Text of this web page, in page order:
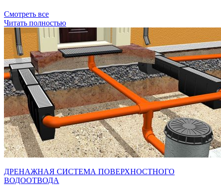
Смотреть все
Читать полностью
ДРЕНАЖНАЯ СИСТЕМА ПОВЕРХНОСТНОГО
ВОДООТВОДА